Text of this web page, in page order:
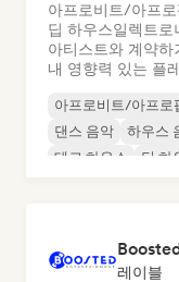
아프로비트/아프
딥 하우스일렉트로
아티스트와 계약하
내 영향력 있는 플
아프로비트/아프로
댄스 음악
하우스
테크 하우스
딥 하
레이블